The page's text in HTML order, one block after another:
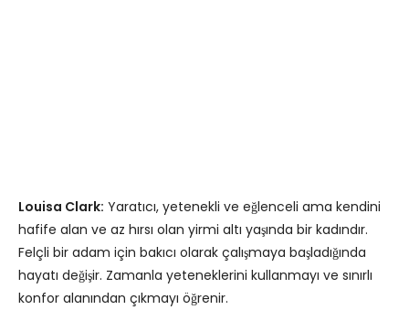
Louisa Clark: Yaratıcı, yetenekli ve eğlenceli ama kendini
hafife alan ve az hırsı olan yirmi altı yaşında bir kadındır.
Felçli bir adam için bakıcı olarak çalışmaya başladığında
hayatı değişir. Zamanla yeteneklerini kullanmayı ve sınırlı
konfor alanından çıkmayı öğrenir.